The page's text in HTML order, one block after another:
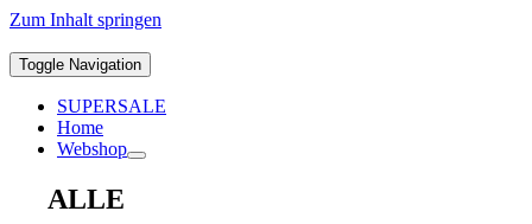
Zum Inhalt springen
Toggle Navigation
SUPERSALE
Home
Webshop
ALLE